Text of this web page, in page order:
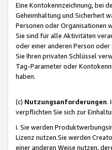
Eine Kontokennzeichnung, bei
Geheimhaltung und Sicherheit
Personen oder Organisationen
Sie sind für alle Aktivitäten
oder einer anderen Person
Sie Ihren privaten Schlüssel
Tag-Parameter oder
haben.
(c) Nutzungsanforderungen.
verpflichten Sie sich zur
i. Sie werden
Lizenz nutzen.Sie werden
einer anderen Weise nutzen,